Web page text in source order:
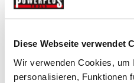
Diese Webseite verwendet
Wir verwenden Cookies, um
personalisieren, Funktionen
Sofort versandfertig, Lieferfrist